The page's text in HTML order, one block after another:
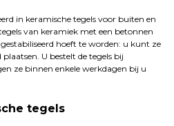
in keramische tegels voor buiten en
van keramiek met een betonnen
hoeft te worden: u kunt ze
U bestelt de tegels bij
ze binnen enkele werkdagen bij u
tegels